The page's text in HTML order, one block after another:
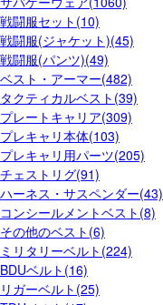
戦闘服セット(10)
戦闘服(ジャケット)(45)
戦闘服(パンツ)(49)
ベスト・アーマー(482)
タクティカルベスト(39)
プレートキャリア(309)
プレキャリ本体(103)
プレキャリ用パーツ(205)
チェストリグ(91)
ハーネス・サスペンダー(43)
コンシールメントベスト(8)
その他のベスト(6)
ミリタリーベルト(224)
BDUベルト(16)
リガーベルト(25)